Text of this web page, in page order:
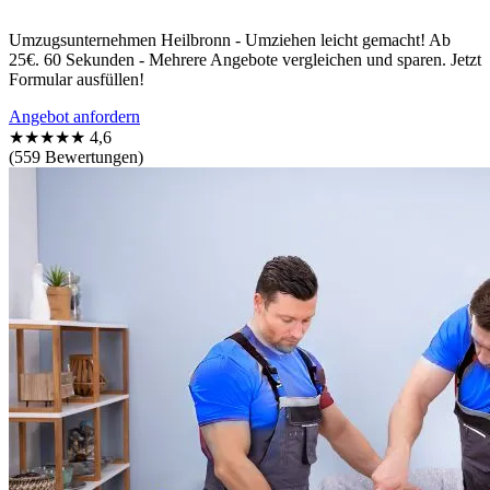
Umzugsunternehmen Heilbronn - Umziehen leicht gemacht! Ab
25€. 60 Sekunden - Mehrere Angebote vergleichen und sparen. Jetzt
Formular ausfüllen!
Angebot anfordern
★★★★★ 4,6
(559 Bewertungen)